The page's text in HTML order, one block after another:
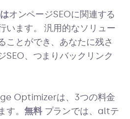
オンページSEOに関連する
います。 汎用的なソリュー
ことができ、あなたに残さ
SEO、つまりバックリンク
Optimizerは、3つの料金
。 無料 プランでは、altテ